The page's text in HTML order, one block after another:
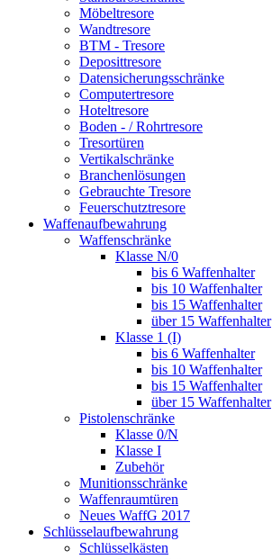
Möbeltresore
Wandtresore
BTM - Tresore
Deposittresore
Datensicherungsschränke
Computertresore
Hoteltresore
Boden - / Rohrtresore
Tresortüren
Vertikalschränke
Branchenlösungen
Gebrauchte Tresore
Feuerschutztresore
Waffenaufbewahrung
Waffenschränke
Klasse N/0
bis 6 Waffenhalter
bis 10 Waffenhalter
bis 15 Waffenhalter
über 15 Waffenhalter
Klasse 1 (I)
bis 6 Waffenhalter
bis 10 Waffenhalter
bis 15 Waffenhalter
über 15 Waffenhalter
Pistolenschränke
Klasse 0/N
Klasse I
Zubehör
Munitionsschränke
Waffenraumtüren
Neues WaffG 2017
Schlüsselaufbewahrung
Schlüsselkästen